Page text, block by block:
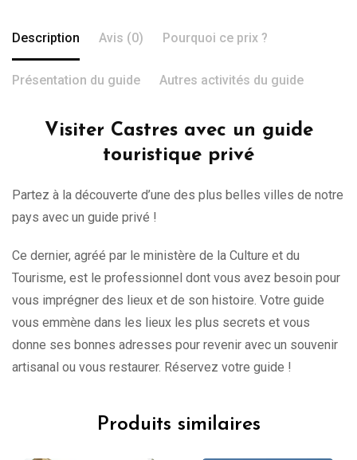
Description Avis (0) Pourquoi ce prix ?
Présentation du guide Autres activités du guide
Visiter Castres avec un guide
touristique privé
Partez à la découverte d’une des plus belles villes de notre
pays avec un guide privé !
Ce dernier, agréé par le ministère de la Culture et du
Tourisme, est le professionnel dont vous avez besoin pour
vous imprégner des lieux et de son histoire. Votre guide
vous emmène dans les lieux les plus secrets et vous
donne ses bonnes adresses pour revenir avec un souvenir
artisanal ou vous restaurer. Réservez votre guide !
Produits similaires